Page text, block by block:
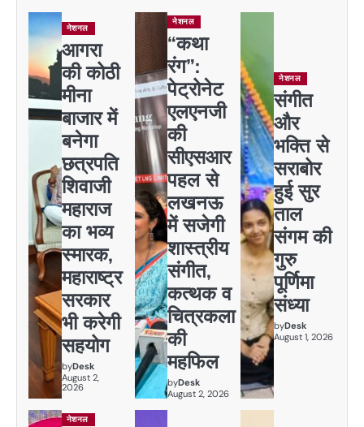
नेशनल
आगरा
की कोठी
मीना
बाजार में
बनेगा
छत्रपति
शिवाजी
महाराज
का भव्य
स्मारक,
महाराष्ट्र
सरकार
भी करेगी
सहयोग
byDesk
August 2,
2026
नेशनल
“कथा
रंग”:
पेट्रोनेट
एलएनजी
की
सीएसआर
पहल से
लखनऊ
में सजेगी
शास्त्रीय
संगीत,
कत्थक व
चित्रकला
की
महफिल
byDesk
August 2, 2026
नेशनल
संगीत
और
भक्ति से
सराबोर
हुई सुर
ताल
संगम की
गुरु
पूर्णिमा
संध्या
byDesk
August 1, 2026
नेशनल